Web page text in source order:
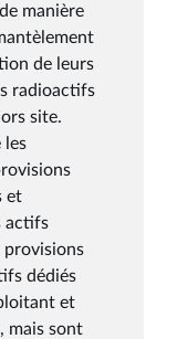
manière
de leurs
radioactifs
site.
les
et
actifs
provisions
dédiés
et
mais sont